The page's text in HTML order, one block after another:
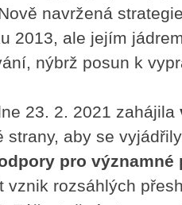
navržená
2013, ale jejím
nýbrž posun k
23. 2. 2021 zahájila
strany, aby se
pro
vznik rozsáhlých